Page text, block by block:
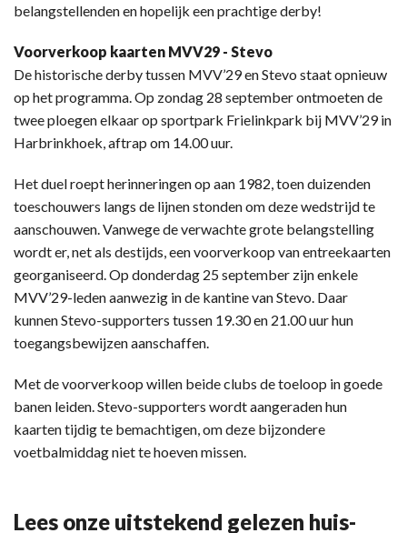
belangstellenden en hopelijk een prachtige derby!
Voorverkoop kaarten MVV29 - Stevo
De historische derby tussen MVV’29 en Stevo staat opnieuw
op het programma. Op zondag 28 september ontmoeten de
twee ploegen elkaar op sportpark Frielinkpark bij MVV’29 in
Harbrinkhoek, aftrap om 14.00 uur.
Het duel roept herinneringen op aan 1982, toen duizenden
toeschouwers langs de lijnen stonden om deze wedstrijd te
aanschouwen. Vanwege de verwachte grote belangstelling
wordt er, net als destijds, een voorverkoop van entreekaarten
georganiseerd. Op donderdag 25 september zijn enkele
MVV’29-leden aanwezig in de kantine van Stevo. Daar
kunnen Stevo-supporters tussen 19.30 en 21.00 uur hun
toegangsbewijzen aanschaffen.
Met de voorverkoop willen beide clubs de toeloop in goede
banen leiden. Stevo-supporters wordt aangeraden hun
kaarten tijdig te bemachtigen, om deze bijzondere
voetbalmiddag niet te hoeven missen.
Lees onze uitstekend gelezen huis-